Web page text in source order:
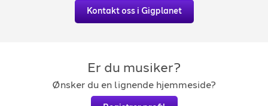
Kontakt oss i Gigplanet
Er du musiker?
Ønsker du en lignende hjemmeside?